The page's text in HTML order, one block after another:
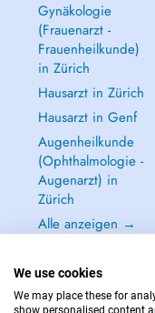
Gynäkologie
(Frauenarzt -
Frauenheilkunde)
in Zürich
Hausarzt in Zürich
Hausarzt in Genf
Augenheilkunde
(Ophthalmologie -
Augenarzt) in
Zürich
Alle anzeigen →
We use cookies
We may place these for
show personalised content